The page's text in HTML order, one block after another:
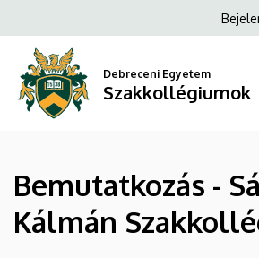
Sántha
Kálmán
Szakkollégium
Szakkollégiumok
a
tartalomra
Debreceni Egyetem
Szakkollégiumok
Bemutatkozás -
Kálmán